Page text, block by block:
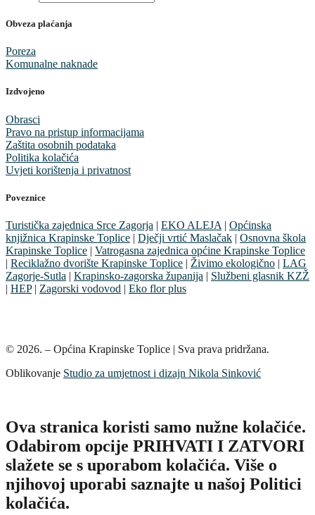
Obveza plaćanja
Poreza
Komunalne naknade
Izdvojeno
Obrasci
Pravo na pristup informacijama
Zaštita osobnih podataka
Politika kolačića
Uvjeti korištenja i privatnost
Poveznice
Turistička zajednica Srce Zagorja | EKO ALEJA | Općinska
knjižnica Krapinske Toplice | Dječji vrtić Maslačak | Osnovna škola
Krapinske Toplice | Vatrogasna zajednica općine Krapinske Toplice
| Reciklažno dvorište Krapinske Toplice | Živimo ekologično | LAG
Zagorje-Sutla | Krapinsko-zagorska županija | Službeni glasnik KZŽ
| HEP| Zagorski vodovod | Eko flor plus
© 2026. – Općina Krapinske Toplice | Sva prava pridržana.
Oblikovanje Studio za umjetnost i dizajn Nikola Sinković
Ova stranica koristi samo nužne kolačiće.
Odabirom opcije PRIHVATI I ZATVORI
slažete se s uporabom kolačića. Više o
njihovoj uporabi saznajte u našoj Politici
kolačića.